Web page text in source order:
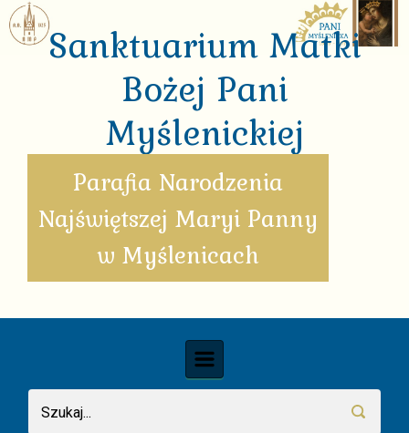
Skip to main content
Sanktuarium Matki
Bożej Pani
Myślenickiej
Parafia Narodzenia
Najświętszej Maryi Panny
w Myślenicach